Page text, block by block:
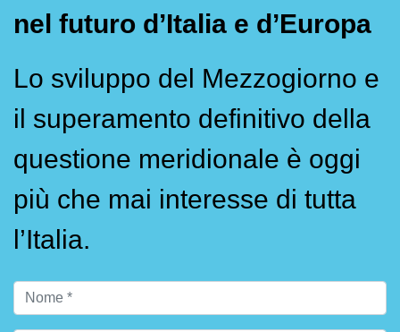
nel futuro d’Italia e d’Europa
Lo sviluppo del Mezzogiorno e
il superamento definitivo della
questione meridionale è oggi
più che mai interesse di tutta
l’Italia.